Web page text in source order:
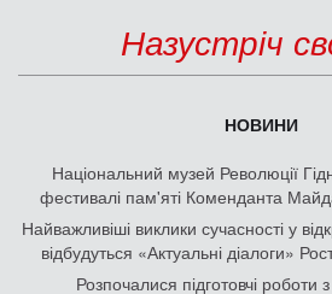
Назустріч
НОВИНИ
Національний музей Революції
фестивалі пам'яті Коменданта
Найважливіші виклики сучасності у
відбудуться «Актуальні діалоги»
Розпочалися підготовчі роботи